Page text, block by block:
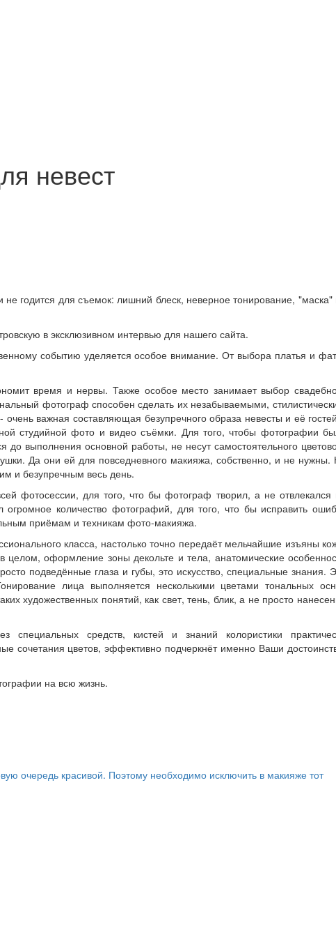
невест
не годится для съемок: лишний блеск, неверное тонирование, "маска"
в эксклюзивном интервью для нашего сайта.
событию уделяется особое внимание. От выбора платья и
время и нервы. Также особое место занимает выбор
фотограф способен сделать их незабываемыми,
важная составляющая безупречного образа невесты и её
студийной фото и видео съёмки. Для того, чтобы фотографии
выполнения основной работы, не несут самостоятельного
Да они ей для повседневного макияжа, собственно, и не нужны.
и безупречным весь день.
фотосессии, для того, что бы фотограф творил, а не отвлекался
количество фотографий, для того, что бы исправить
приёмам и техникам фото-макияжа.
класса, настолько точно передаёт мельчайшие изъяны
целом, оформление зоны декольте и тела, анатомические
подведённые глаза и губы, это искусство, специальные знания.
лица выполняется несколькими цветами тональных
художественных понятий, как свет, тень, блик, а не просто
средств, кистей и знаний колористики
сочетания цветов, эффективно подчеркнёт именно Ваши
на всю жизнь.
очередь красивой. Поэтому необходимо исключить в макияже тот